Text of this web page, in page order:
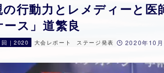
の行動力とレメディーと
ス」道繁良
｜2020 大会レポート ステージ発表 2020年10月